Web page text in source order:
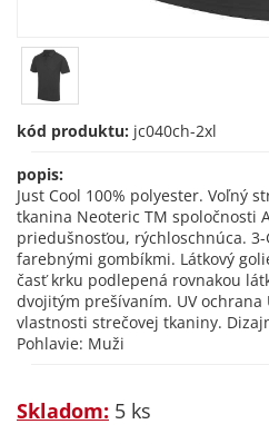
kód produktu: jc040ch-2xl
popis:
Just Cool 100% polyester. Voľný
tkanina Neoteric TM spoločnosti
priedušnosťou, rýchloschnúca.
farebnými gombíkmi. Látkový
časť krku podlepená rovnakou
dvojitým prešívaním. UV ochrana
vlastnosti strečovej tkaniny.
Pohlavie: Muži
Skladom: 5 ks